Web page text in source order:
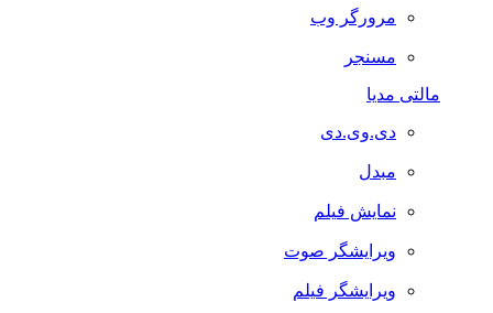
مرورگر وب
مسنجر
مالتی مدیا
دی.وی.دی
مبدل
نمایش فیلم
ویرایشگر صوت
ویرایشگر فیلم